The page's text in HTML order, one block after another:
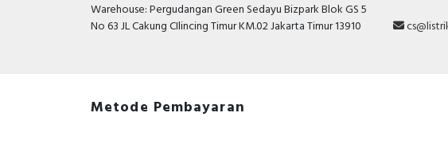
Warehouse: Pergudangan Green Sedayu Bizpark Blok GS 5
No 63 JL Cakung CIlincing Timur KM.02 Jakarta Timur 13910
Metode Pembayaran